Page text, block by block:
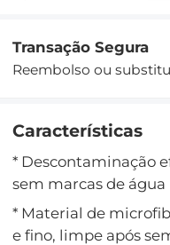
Transação Segura
Reembolso ou
Características
* Descontaminação
sem marcas de água
* Material de
e fino, limpe após